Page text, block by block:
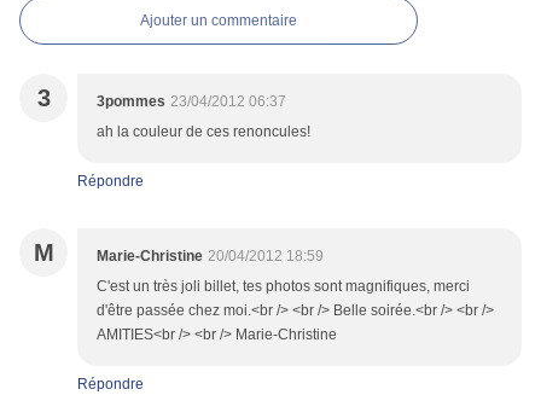
Ajouter un commentaire
3 3pommes 23/04/2012 06:37
ah la couleur de ces renoncules!
Répondre
M Marie-Christine 20/04/2012 18:59
C'est un très joli billet, tes photos sont magnifiques, merci
d'être passée chez moi.<br /> <br /> Belle soirée.<br /> <br />
AMITIES<br /> <br /> Marie-Christine
Répondre